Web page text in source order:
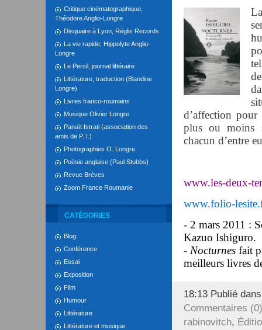
Critique cinématographique,
Théodore Anglio-Longre
Disquaire à Lyon, Réglis Records
La vie rapide, Hippolyte Anglio-
Longre
Le Persil, journal littéraire
Littérature, traduction (Blandine
Longre)
Livres franco-roumains
Musique Olivier Longre
Panaït Istrati (association des
amis de P. I.)
Photographies O. Longre
Poésie anglaise (Paul Stubbs)
Revue Brèves
Zoom France Roumanie
CATÉGORIES
Blog
Conférence
Essai
Exposition
Film
Humour
Littérature
Littérature et musique
d’affection
plus ou moins
chacun d’entre
www.les-deux-
www.folio-
- 2 mars 2011 :
Kazuo Ishiguro.
- Nocturnes fait
meilleurs livres
18:13 Publié
Commentaires (0)
rabinovitch,